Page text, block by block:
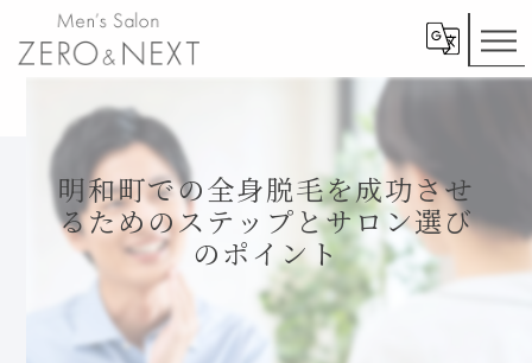
明和町での全身脱毛を成功させ
るためのステップとサロン選び
のポイント